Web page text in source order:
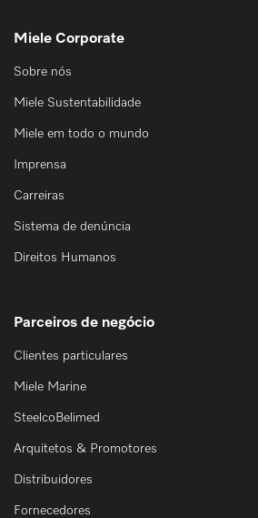
Miele Corporate
Sobre nós
Miele Sustentabilidade
Miele em todo o mundo
Imprensa
Carreiras
Sistema de denúncia
Direitos Humanos
Parceiros de negócio
Clientes particulares
Miele Marine
SteelcoBelimed
Arquitetos & Promotores
Distribuidores
Fornecedores